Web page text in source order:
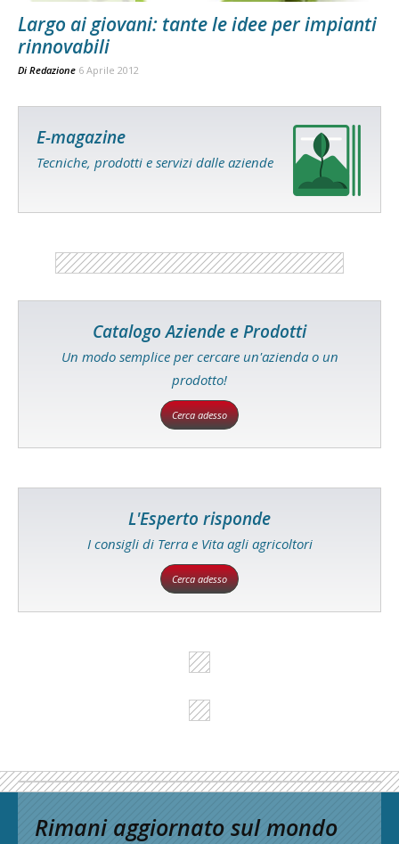
Largo ai giovani: tante le idee per impianti
rinnovabili
Di Redazione 6 Aprile 2012
E-magazine
Tecniche, prodotti e servizi dalle aziende
Catalogo Aziende e Prodotti
Un modo semplice per cercare un'azienda o un
prodotto!
Cerca adesso
L'Esperto risponde
I consigli di Terra e Vita agli agricoltori
Cerca adesso
Rimani aggiornato sul mondo